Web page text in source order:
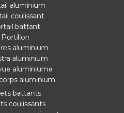
aluminium
coulissant
battant
Portillon
aluminium
aluminium
aluminiume
aluminium
battants
coulissants